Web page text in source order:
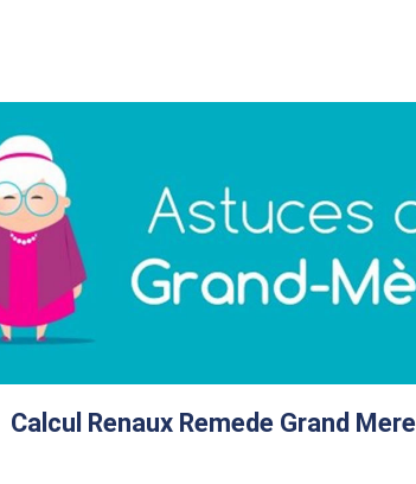
Calcul Renaux Remede Grand Mere